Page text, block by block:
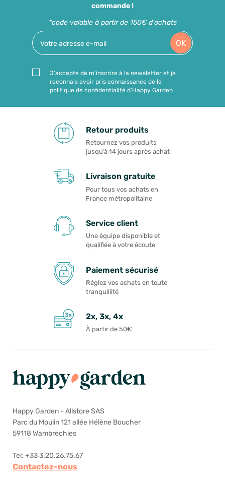
commande !
*code valable à partir de 150€ d'achats
OK
J'accepte de m'inscrire à la newsletter et je
reconnais avoir pris connaissance de la
politique de confidentialité d'Happy Garden
Retour produits
Retournez vos produits
jusqu’à 14 jours après achat
Livraison gratuite
Pour tous vos achats en
France métropolitaine
Service client
Une équipe disponible et
qualifiée à votre écoute
Paiement sécurisé
Réglez vos achats en toute
tranquillité
2x, 3x, 4x
À partir de 50€
Happy Garden - Allstore SAS
Parc du Moulin 121 allée Hélène Boucher
59118 Wambrechies
Tel: +33 3.20.26.75.67
Contactez-nous